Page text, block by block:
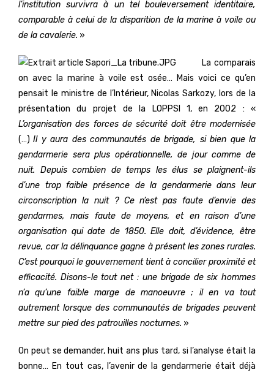
l’institution survivra à un tel bouleversement identitaire,
comparable à celui de la disparition de la marine à voile ou
de la cavalerie. »
La comparais
on avec la marine à voile est osée… Mais voici ce qu’en
pensait le ministre de l’Intérieur, Nicolas Sarkozy, lors de la
présentation du projet de la LOPPSI 1, en 2002 : «
L’organisation des forces de sécurité doit être modernisée
(…)Il y aura des communautés de brigade, si bien que la
gendarmerie sera plus opérationnelle, de jour comme de
nuit. Depuis combien de temps les élus se plaignent-ils
d’une trop faible présence de la gendarmerie dans leur
circonscription la nuit ? Ce n’est pas faute d’envie des
gendarmes, mais faute de moyens, et en raison d’une
organisation qui date de 1850. Elle doit, d’évidence, être
revue, car la délinquance gagne à présent les zones rurales.
C’est pourquoi le gouvernement tient à concilier proximité et
efficacité. Disons-le tout net : une brigade de six hommes
n’a qu’une faible marge de manoeuvre ; il en va tout
autrement lorsque des communautés de brigades peuvent
mettre sur pied des patrouilles nocturnes. »
On peut se demander, huit ans plus tard, si l’analyse était la
bonne… En tout cas, l’avenir de la gendarmerie était déjà